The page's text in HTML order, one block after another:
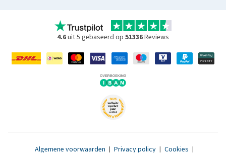
4.6uit 5 gebaseerd op 51336Reviews
Algemene voorwaarden | Privacy policy | Cookies |